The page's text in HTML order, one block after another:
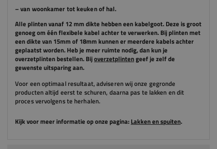
– van woonkamer tot keuken of hal.
Alle plinten vanaf 12 mm dikte hebben een kabelgoot. Deze is groot
genoeg om één flexibele kabel achter te verwerken. Bij plinten met
een dikte van 15mm of 18mm kunnen er meerdere kabels achter
geplaatst worden. Heb je meer ruimte nodig, dan kun je
overzetplinten bestellen. Bijoverzetplintengeef je zelf de
gewenste uitsparing aan.
Voor een optimaal resultaat, adviserenwijonze gegronde
producten altijd eerst te schuren, daarna pas te lakken en dit
proces vervolgens te herhalen.
Kijk voor meer informatie op onze pagina: Lakken en spuiten.